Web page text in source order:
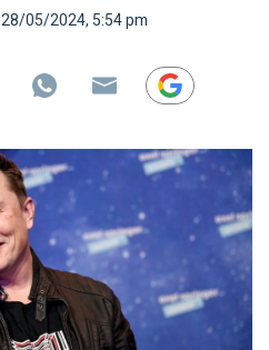
28/05/2024, 5:54 pm